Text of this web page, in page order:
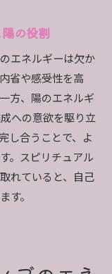
る影響
の役割
エネルギーは欠か
省や感受性を高
方、陽のエネルギ
への意欲を駆り立
し合うことで、よ
。スピリチュアル
れていると、自己
す。